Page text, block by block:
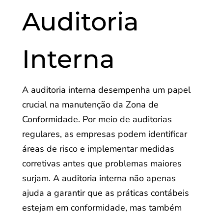
Auditoria
Interna
A auditoria interna desempenha um papel
crucial na manutenção da Zona de
Conformidade. Por meio de auditorias
regulares, as empresas podem identificar
áreas de risco e implementar medidas
corretivas antes que problemas maiores
surjam. A auditoria interna não apenas
ajuda a garantir que as práticas contábeis
estejam em conformidade, mas também